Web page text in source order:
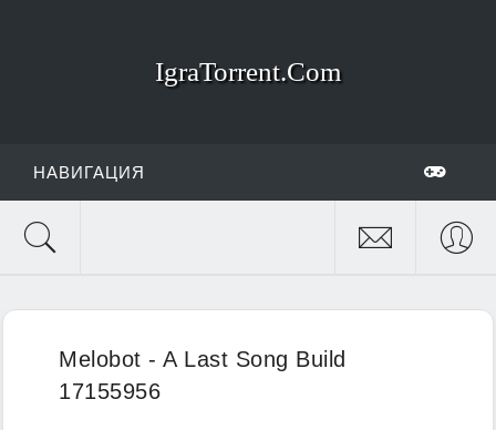
IgraTorrent.Com
НАВИГАЦИЯ
Melobot - A Last Song Build
17155956